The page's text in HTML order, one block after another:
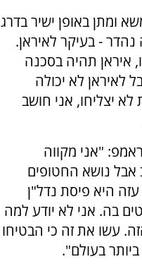
ומתן באופן ישיר בדרג
נהדר - בעיקר לאיראן.
איראן תהיה בסכנה
לאיראן לא יכולה
לא יצליחו, אני חושב
"אני מקווה
נושא החטופים
עזה היא פיסת נדל"ן
בה. אני לא יודע למה
עשו את זה כי הבטיחו
בעולם".